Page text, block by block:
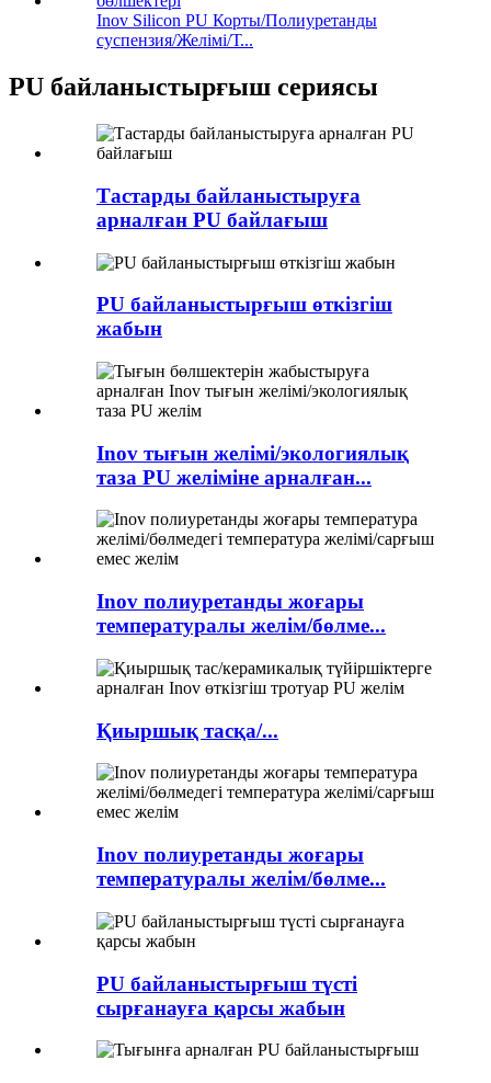
Inov Silicon PU Корты/Полиуретанды
суспензия/Желімі/Т...
PU байланыстырғыш сериясы
Тастарды байланыстыруға
арналған PU байлағыш
PU байланыстырғыш өткізгіш
жабын
Inov тығын желімі/экологиялық
таза PU желіміне арналған...
Inov полиуретанды жоғары
температуралы желім/бөлме...
Қиыршық тасқа/...
Inov полиуретанды жоғары
температуралы желім/бөлме...
PU байланыстырғыш түсті
сырғанауға қарсы жабын